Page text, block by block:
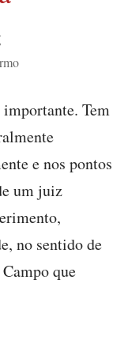
Tem
e nos pontos
um juiz
no sentido de
que